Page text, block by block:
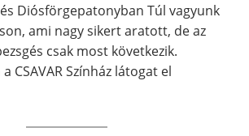
Diósförgepatonyban Túl vagyunk
ami nagy sikert aratott, de az
csak most következik.
CSAVAR Színház látogat el